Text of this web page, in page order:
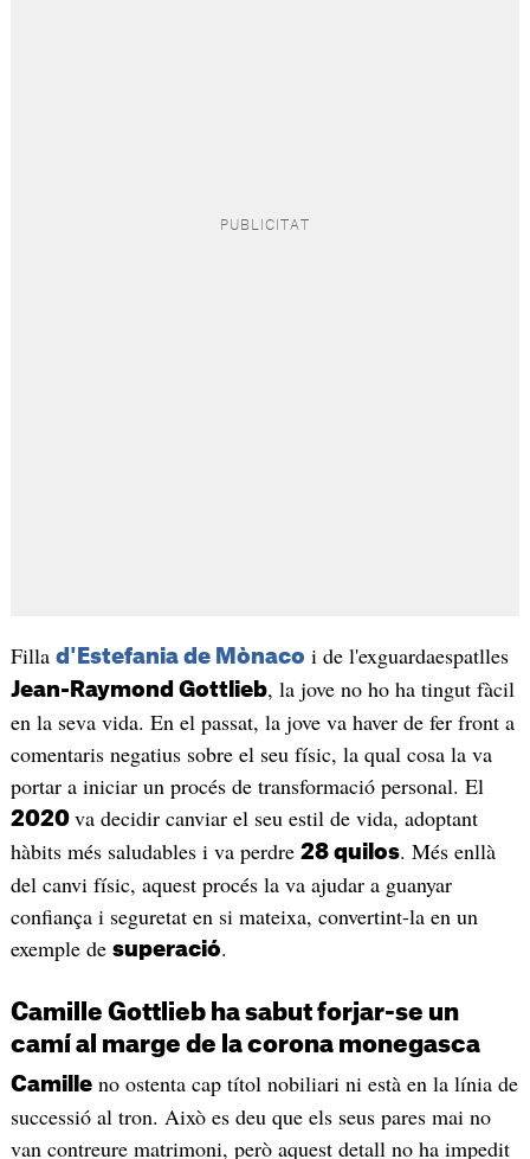
Filla d'Estefania de Mònaco i de l'exguardaespatlles
Jean-Raymond Gottlieb, la jove no ho ha tingut fàcil
en la seva vida. En el passat, la jove va haver de fer front a
comentaris negatius sobre el seu físic, la qual cosa la va
portar a iniciar un procés de transformació personal. El
2020 va decidir canviar el seu estil de vida, adoptant
hàbits més saludables i va perdre 28 quilos. Més enllà
del canvi físic, aquest procés la va ajudar a guanyar
confiança i seguretat en si mateixa, convertint-la en un
exemple de superació.
Camille Gottlieb ha sabut forjar-se un
camí al marge de la corona monegasca
Camilleno ostenta cap títol nobiliari ni està en la línia de
successió al tron. Això es deu que els seus pares mai no
van contreure matrimoni, però aquest detall no ha impedit